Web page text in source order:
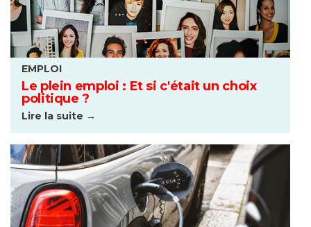
EMPLOI
Le plein emploi : Et si c'était un choix
politique ?
Lire la suite →